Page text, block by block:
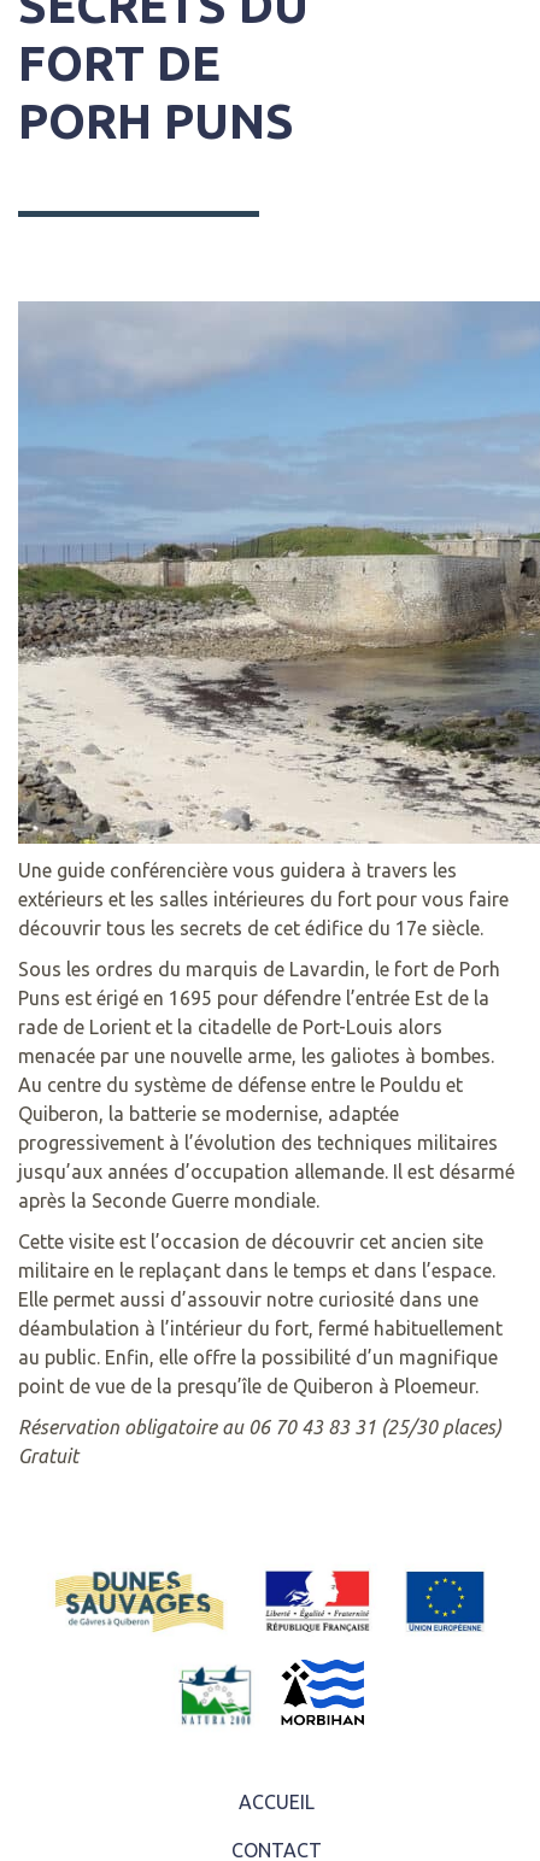
FORT DE
PORH PUNS
Une guide conférencière vous guidera à travers les
extérieurs et les salles intérieures du fort pour vous faire
découvrir tous les secrets de cet édifice du 17e siècle.
Sous les ordres du marquis de Lavardin, le fort de Porh
Puns est érigé en 1695 pour défendre l’entrée Est de la
rade de Lorient et la citadelle de Port-Louis alors
menacée par une nouvelle arme, les galiotes à bombes.
Au centre du système de défense entre le Pouldu et
Quiberon, la batterie se modernise, adaptée
progressivement à l’évolution des techniques militaires
jusqu’aux années d’occupation allemande. Il est désarmé
après la Seconde Guerre mondiale.
Cette visite est l’occasion de découvrir cet ancien site
militaire en le replaçant dans le temps et dans l’espace.
Elle permet aussi d’assouvir notre curiosité dans une
déambulation à l’intérieur du fort, fermé habituellement
au public. Enfin, elle offre la possibilité d’un magnifique
point de vue de la presqu’île de Quiberon à Ploemeur.
Réservation obligatoire au 06 70 43 83 31 (25/30 places)
Gratuit
ACCUEIL
CONTACT